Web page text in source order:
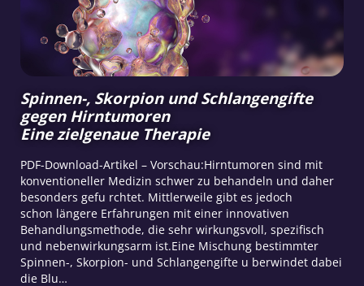
Spinnen-, Skorpion und Schlangengifte
gegen Hirntumoren
Eine zielgenaue Therapie
PDF-Download-Artikel – Vorschau:Hirntumoren sind mit
konventioneller Medizin schwer zu behandeln und daher
besonders gefu rchtet. Mittlerweile gibt es jedoch
schon längere Erfahrungen mit einer innovativen
Behandlungsmethode, die sehr wirkungsvoll, spezifisch
und nebenwirkungsarm ist.Eine Mischung bestimmter
Spinnen-, Skorpion- und Schlangengifte u berwindet dabei
die Blu…